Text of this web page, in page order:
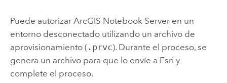
Puede autorizar ArcGIS Notebook Serveren un
entorno desconectado utilizando un archivo de
aprovisionamiento ( .prvc). Durante el proceso, se
genera un archivo para que lo envíe a Esri y
complete el proceso.